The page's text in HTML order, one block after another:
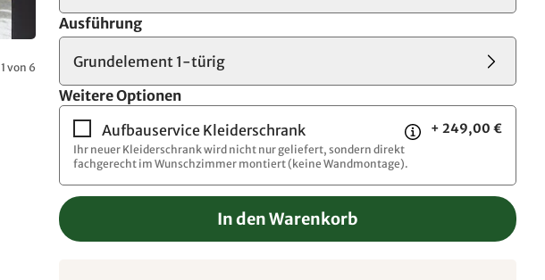
1 von 6
Ausführung
Grundelement 1-türig
Weitere Optionen
Aufbauservice Kleiderschrank
Ihr neuer Kleiderschrank wird nicht nur geliefert, sondern direkt
fachgerecht im Wunschzimmer montiert (keine Wandmontage).
+ 249,00 €
In den Warenkorb